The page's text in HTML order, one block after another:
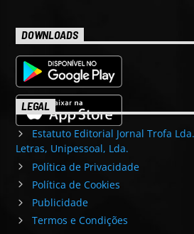
DOWNLOADS
LEGAL
Estatuto Editorial Jornal Trofa
Letras, Unipessoal, Lda.
Política de Privacidade
Política de Cookies
Publicidade
Termos e Condições